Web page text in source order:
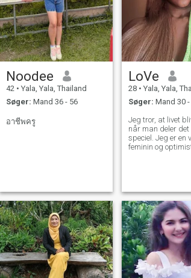
Noodee
42 • Yala, Yala, Thailand
Søger: Mand 36 - 56
อาชีพครู
LoVe
28 • Yala, Yala,
Søger: Mand 30 -
Jeg tror, at livet
når man deler det
speciel. Jeg er en
feminin og
atmosfære
bringe positiv
omkring mig. Jeg
slags kvinde, der
elegant i en smuk
også være
at gå barfodet
eller lave mad,
lytter til musik.
værdsætter